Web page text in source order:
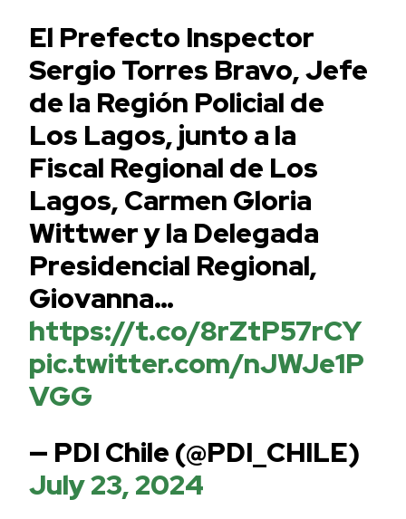
El Prefecto Inspector
Sergio Torres Bravo, Jefe
de la Región Policial de
Los Lagos, junto a la
Fiscal Regional de Los
Lagos, Carmen Gloria
Wittwer y la Delegada
Presidencial Regional,
Giovanna…
https://t.co/8rZtP57rCY
pic.twitter.com/nJWJe1P
VGG
— PDI Chile (@PDI_CHILE)
July 23, 2024